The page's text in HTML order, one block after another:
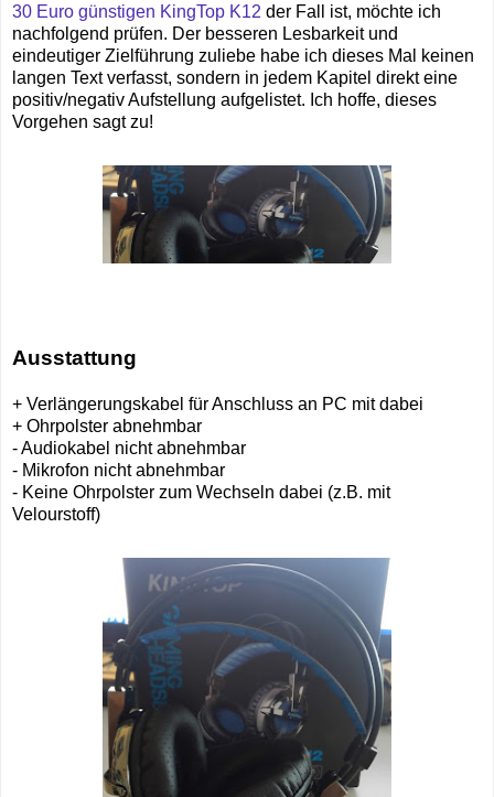
30 Euro günstigen KingTop K12 der Fall ist, möchte ich
nachfolgend prüfen. Der besseren Lesbarkeit und
eindeutiger Zielführung zuliebe habe ich dieses Mal keinen
langen Text verfasst, sondern in jedem Kapitel direkt eine
positiv/negativ Aufstellung aufgelistet. Ich hoffe, dieses
Vorgehen sagt zu!
Ausstattung
+ Verlängerungskabel für Anschluss an PC mit dabei
+ Ohrpolster abnehmbar
- Audiokabel nicht abnehmbar
- Mikrofon nicht abnehmbar
- Keine Ohrpolster zum Wechseln dabei (z.B. mit
Velourstoff)